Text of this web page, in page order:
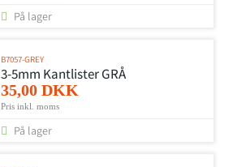
På lager
B7057-GREY
3-5mm Kantlister GRÅ
35,00 DKK
Pris inkl. moms
På lager